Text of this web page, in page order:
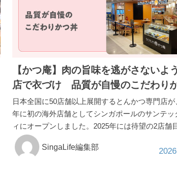
【かつ庵】肉の旨味を逃がさないよ
店で衣づけ 品質が自慢のこだわり
日本全国に50店舗以上展開するとんかつ専門店が
年に初の海外店舗としてシンガポールのサンテッ
ィにオープンしました。2025年には待望の2店舗
SingaLife編集部